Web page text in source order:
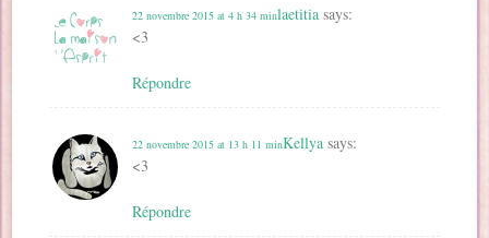
laetitia says:
22 novembre 2015 at 4 h 34 min
<3
Répondre
Kellya says:
22 novembre 2015 at 13 h 11 min
<3
Répondre